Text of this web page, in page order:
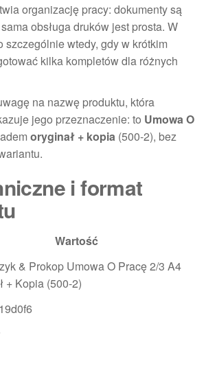
organizację pracy: dokumenty są
obsługa druków jest prosta. W
szczególnie wtedy, gdy w krótkim
kilka kompletów dla różnych
na nazwę produktu, która
jego przeznaczenie: to Umowa O
oryginał + kopia (500-2), bez
i format
Wartość
& Prokop Umowa O Pracę 2/3 A4
+ Kopia (500-2)